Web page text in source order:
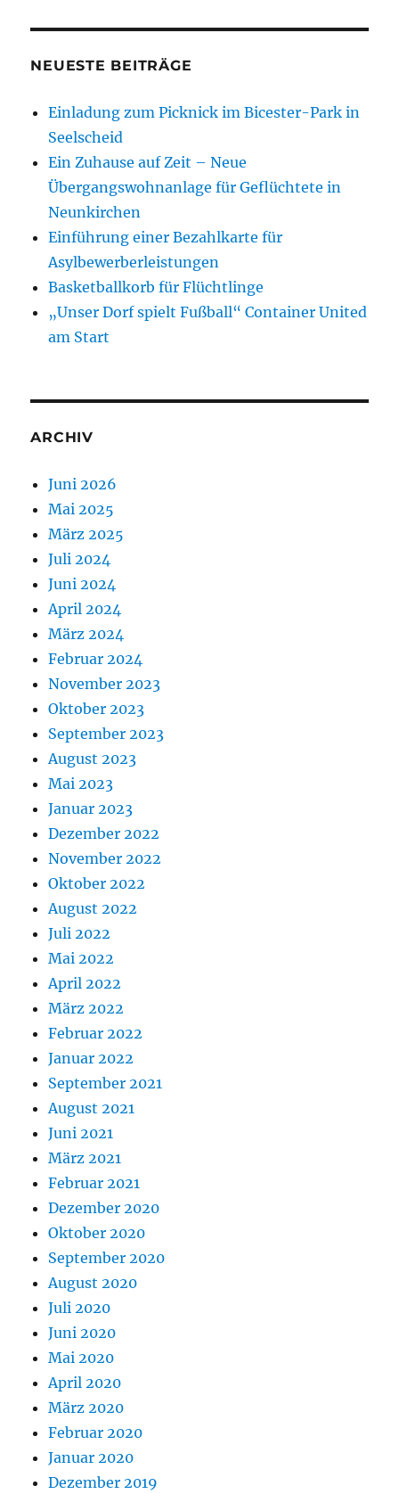
NEUESTE BEITRÄGE
Einladung zum Picknick im Bicester-Park in
Seelscheid
Ein Zuhause auf Zeit – Neue
Übergangswohnanlage für Geflüchtete in
Neunkirchen
Einführung einer Bezahlkarte für
Asylbewerberleistungen
Basketballkorb für Flüchtlinge
„Unser Dorf spielt Fußball“ Container United
am Start
ARCHIV
Juni 2026
Mai 2025
März 2025
Juli 2024
Juni 2024
April 2024
März 2024
Februar 2024
November 2023
Oktober 2023
September 2023
August 2023
Mai 2023
Januar 2023
Dezember 2022
November 2022
Oktober 2022
August 2022
Juli 2022
Mai 2022
April 2022
März 2022
Februar 2022
Januar 2022
September 2021
August 2021
Juni 2021
März 2021
Februar 2021
Dezember 2020
Oktober 2020
September 2020
August 2020
Juli 2020
Juni 2020
Mai 2020
April 2020
März 2020
Februar 2020
Januar 2020
Dezember 2019